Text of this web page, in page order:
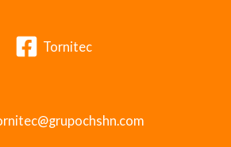
Tornitec